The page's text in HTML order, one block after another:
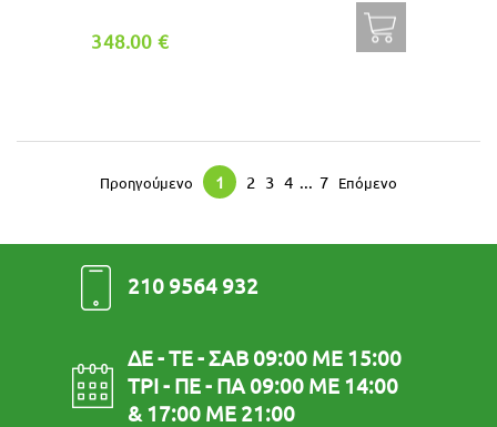
348.00 €
Προηγούμενο 1 2 3 4 ... 7 Επόμενο
210 9564 932
ΔΕ - ΤΕ - ΣΑΒ 09:00 ΜΕ 15:00
ΤΡΙ - ΠΕ - ΠΑ 09:00 ΜΕ 14:00
& 17:00 ΜΕ 21:00